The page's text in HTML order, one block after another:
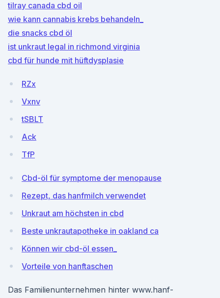
tilray canada cbd oil
wie kann cannabis krebs behandeln_
die snacks cbd öl
ist unkraut legal in richmond virginia
cbd für hunde mit hüftdysplasie
RZx
Vxnv
tSBLT
Ack
TfP
Cbd-öl für symptome der menopause
Rezept, das hanfmilch verwendet
Unkraut am höchsten in cbd
Beste unkrautapotheke in oakland ca
Können wir cbd-öl essen_
Vorteile von hanftaschen
Das Familienunternehmen hinter www.hanf-